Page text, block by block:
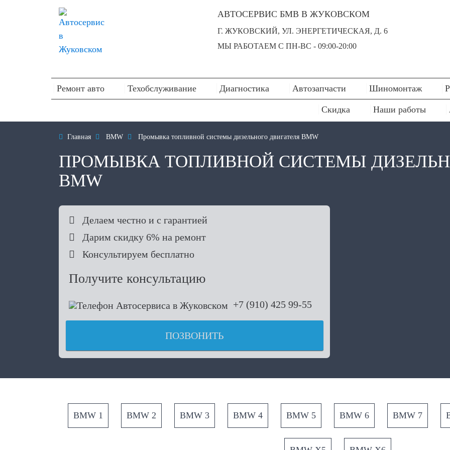
АВТОСЕРВИС БМВ В ЖУКОВСКОМ
Г. ЖУКОВСКИЙ, УЛ. ЭНЕРГЕТИЧЕСКАЯ, Д. 6
МЫ РАБОТАЕМ С ПН-ВC - 09:00-20:00
Ремонт авто Техобслуживание Диагностика Автозапчасти Шиномонтаж
Скидка Наши работы
 Главная  BMW  Промывка топливной системы дизельного двигателя BMW
ПРОМЫВКА ТОПЛИВНОЙ СИСТЕМЫ
BMW
 Делаем честно и с гарантией
 Дарим скидку 6% на ремонт
 Консультируем бесплатно
Получите консультацию
+7 (910) 425 99-55
ПОЗВОНИТЬ
BMW 1 BMW 2 BMW 3 BMW 4 BMW 5 BMW 6 BMW 7